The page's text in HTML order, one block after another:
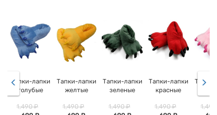
Тапки-лапки
голубые
1,490 ₽
Тапки-лапки
желтые
1,490 ₽
Тапки-лапки
зеленые
1,490 ₽
Тапки-лапки
красные
1,490 ₽